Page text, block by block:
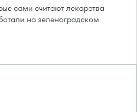
сами считают лекарства
на зеленоградском